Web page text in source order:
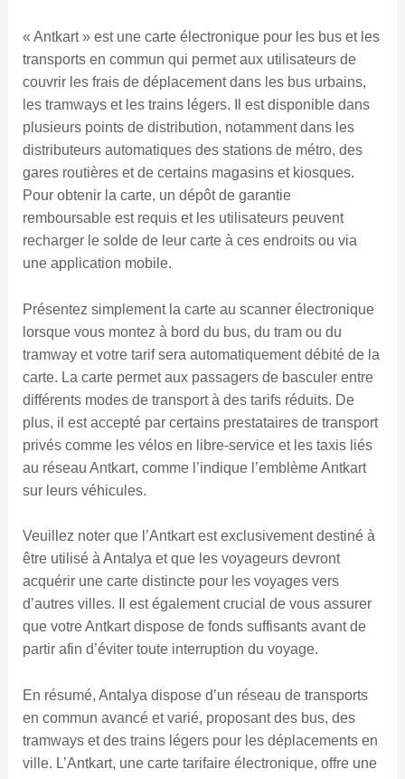
« Antkart » est une carte électronique pour les bus et les
transports en commun qui permet aux utilisateurs de
couvrir les frais de déplacement dans les bus urbains,
les tramways et les trains légers. Il est disponible dans
plusieurs points de distribution, notamment dans les
distributeurs automatiques des stations de métro, des
gares routières et de certains magasins et kiosques.
Pour obtenir la carte, un dépôt de garantie
remboursable est requis et les utilisateurs peuvent
recharger le solde de leur carte à ces endroits ou via
une application mobile.
Présentez simplement la carte au scanner électronique
lorsque vous montez à bord du bus, du tram ou du
tramway et votre tarif sera automatiquement débité de la
carte. La carte permet aux passagers de basculer entre
différents modes de transport à des tarifs réduits. De
plus, il est accepté par certains prestataires de transport
privés comme les vélos en libre-service et les taxis liés
au réseau Antkart, comme l’indique l’emblème Antkart
sur leurs véhicules.
Veuillez noter que l’Antkart est exclusivement destiné à
être utilisé à Antalya et que les voyageurs devront
acquérir une carte distincte pour les voyages vers
d’autres villes. Il est également crucial de vous assurer
que votre Antkart dispose de fonds suffisants avant de
partir afin d’éviter toute interruption du voyage.
En résumé, Antalya dispose d’un réseau de transports
en commun avancé et varié, proposant des bus, des
tramways et des trains légers pour les déplacements en
ville. L’Antkart, une carte tarifaire électronique, offre une